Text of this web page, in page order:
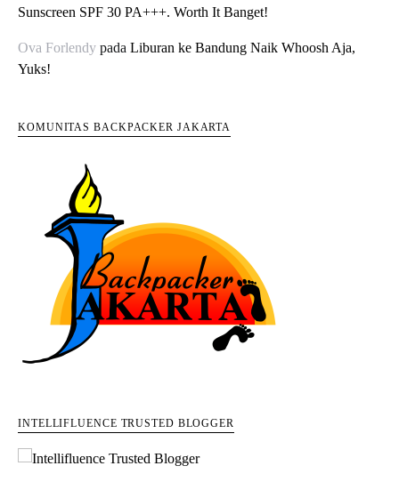
Sunscreen SPF 30 PA+++. Worth It Banget!
Ova Forlendy pada Liburan ke Bandung Naik Whoosh Aja,
Yuks!
KOMUNITAS BACKPACKER JAKARTA
INTELLIFLUENCE TRUSTED BLOGGER